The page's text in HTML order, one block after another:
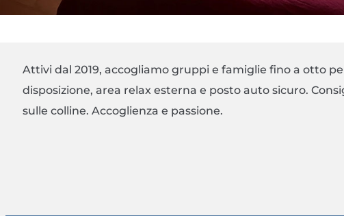
Attivi dal 2019, accogliamo gruppi e famiglie fino a otto
disposizione, area relax esterna e posto auto sicuro.
sulle colline. Accoglienza e passione.